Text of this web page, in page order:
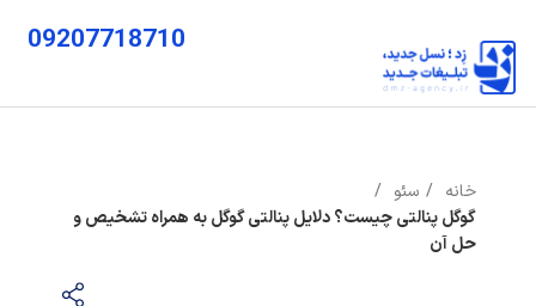
09207718710
خانه
سئو
گوگل پنالتی چیست؟ دلایل پنالتی گوگل به همراه تشخیص و
حل آن